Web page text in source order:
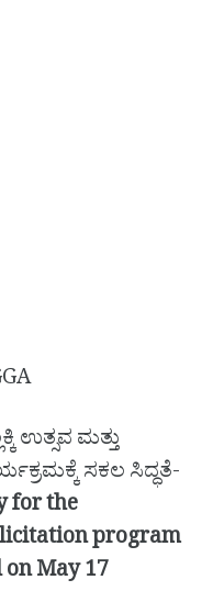
ಉತ್ಸವ ಮತ್ತು
ಸಕಲ ಸಿದ್ಧತೆ-
for the
program
May 17